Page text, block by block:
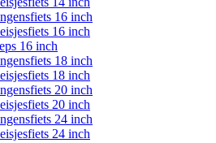
16 inch
16 inch
16 inch
18 inch
18 inch
20 inch
20 inch
24 inch
24 inch